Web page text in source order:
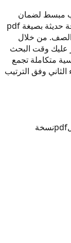
الإعدادي بإشراف الأستاذ حسين عبد الحسين اللامي. تغطي هذه المراجعة المركزة منهج الاقتصاد لعام 2027 بأسلوب مبسط لضمان
الفهم العميق للمفاهيم الاقتصادية الأساسية. تم إعداد محتوى الملف بحيث يخدم طالب السادس الإعدادي سواء في الفصل الأول أو الفصل الثاني، مع شرح وافٍ لكل جزء. يمكنكم تحميل نسخة حديثة بصيغة pdf
هذا الصف. من خلال
لتوفر عليك وقت البحث
متكاملة تجمع
والجزء الثاني وفق الترتيب
pdfنسخة